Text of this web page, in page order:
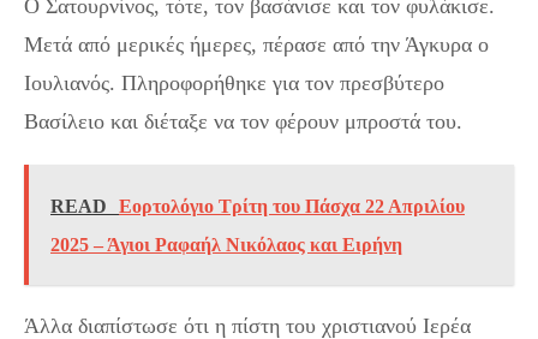
Ο Σατουρνίνος, τότε, τον βασάνισε και τον φυλάκισε.
Μετά από μερικές ήμερες, πέρασε από την Άγκυρα ο
Ιουλιανός. Πληροφορήθηκε για τον πρεσβύτερο
Βασίλειο και διέταξε να τον φέρουν μπροστά του.
READ
Εορτολόγιο Τρίτη του Πάσχα 22 Απριλίου
2025 – Άγιοι Ραφαήλ Νικόλαος και Ειρήνη
Άλλα διαπίστωσε ότι η πίστη του χριστιανού Ιερέα